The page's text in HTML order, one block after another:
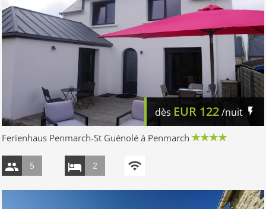
dès EUR 122/nuit
Ferienhaus Penmarch-St Guénolé à Penmarch
5 2